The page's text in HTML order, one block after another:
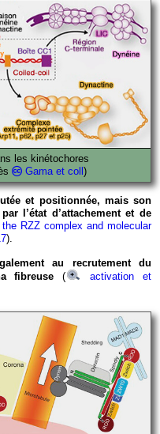
les kinétochores
Gama et coll)
et positionnée, mais son
l’état d’attachement et de
RZZ complex and molecular
).
au recrutement du
fibreuse (
activation et